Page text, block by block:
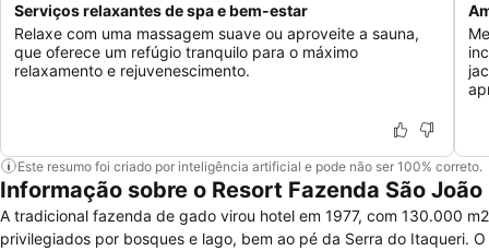
Serviços relaxantes de spa e bem-estar
Relaxe com uma massagem suave ou aproveite a sauna,
que oferece um refúgio tranquilo para o máximo
relaxamento e rejuvenescimento.
Este resumo foi criado por inteligência artificial e pode não ser 100% correto.
Informação sobre o Resort Fazenda São João
A tradicional fazenda de gado virou hotel em 1977, com 130.000 m2
privilegiados por bosques e lago, bem ao pé da Serra do Itaqueri. O